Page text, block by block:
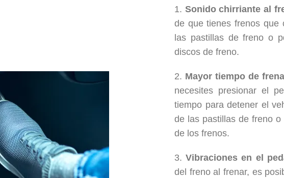
1. Sonido chirriante al
de que tienes frenos que
las pastillas de freno o
discos de freno.
2. Mayor tiempo de
necesites presionar el
tiempo para detener el
de las pastillas de freno
de los frenos.
3.Vibraciones en el
del freno al frenar, es